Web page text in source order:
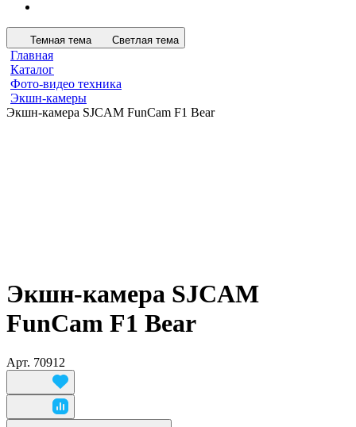
Темная тема Светлая тема
Главная
Каталог
Фото-видео техника
Экшн-камеры
Экшн-камера SJCAM FunCam F1 Bear
Экшн-камера SJCAM
FunCam F1 Bear
Арт. 70912